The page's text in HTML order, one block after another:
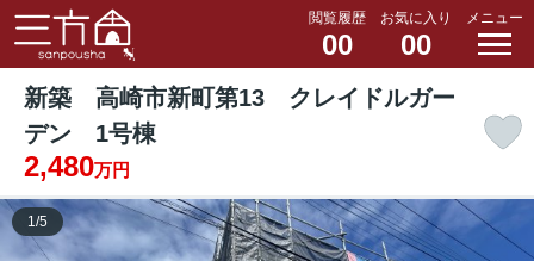
閲覧履歴
00
お気に入り
00
メニュー
新築 高崎市新町第13 クレイドルガー
デン 1号棟
2,480万円
1/5